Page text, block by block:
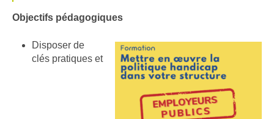
Objectifs pédagogiques
Disposer de
clés pratiques et